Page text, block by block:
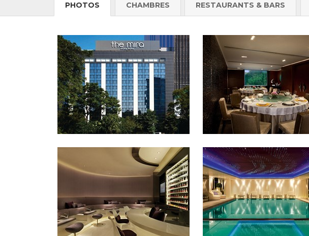
PHOTOS CHAMBRES RESTAURANTS & BARS